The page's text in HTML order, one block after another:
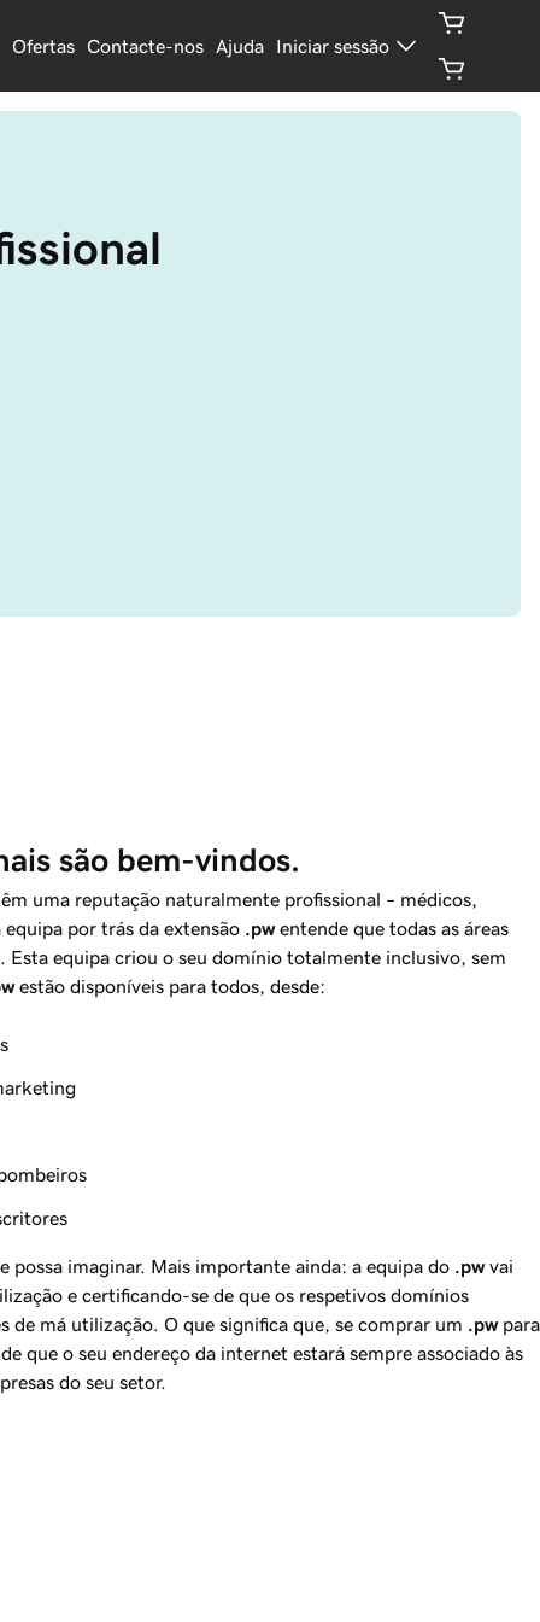
Ofertas Contacte-nos Ajuda Iniciar sessão
são bem-vindos.
uma reputação naturalmente profissional – médicos,
por trás da extensão .pwentende que todas as áreas
Esta equipa criou o seu domínio totalmente inclusivo, sem
estão disponíveis para todos, desde:
possa imaginar. Mais importante ainda: a equipa do .pwvai
e certificando-se de que os respetivos domínios
de má utilização. O que significa que, se comprar um .pwpara
que o seu endereço da internet estará sempre associado às
do seu setor.